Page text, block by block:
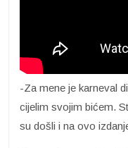
-Za mene je karneval
cijelim svojim bićem.
su došli i na ovo